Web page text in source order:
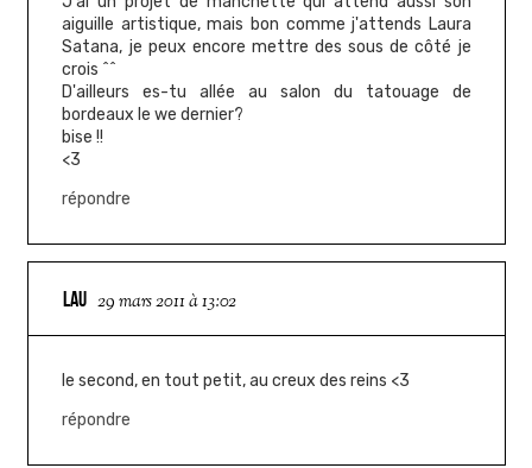
aiguille artistique, mais bon comme j'attends Laura
Satana, je peux encore mettre des sous de côté je
crois ^^
D'ailleurs es-tu allée au salon du tatouage de
bordeaux le we dernier?
bise !!
<3
répondre
LAU 29 mars 2011 à 13:02
le second, en tout petit, au creux des reins <3
répondre